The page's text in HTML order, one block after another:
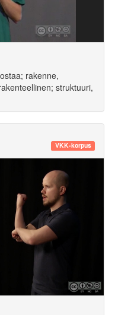
rakenne,
struktuuri,
VKK-korpus